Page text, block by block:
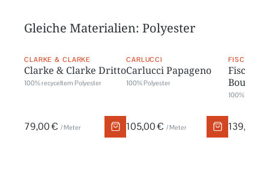
Gleiche Materialien: Polyester
CLARKE & CLARKE
Clarke & Clarke Dritto
100% recyceltem Polyester
79,00 € / Meter
CARLUCCI
Carlucci Papageno
100% Polyester
105,00 € / Meter
Bouclé
100%
139,00 €